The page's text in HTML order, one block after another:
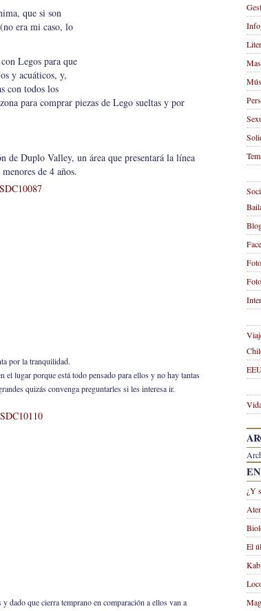
¿Y
El
que si son
era mi caso, lo
Legos para que
y acuáticos, y,
con todos los
para comprar piezas de Lego sueltas y por
de Duplo Valley, un área que presentará la línea
de 4 años.
por la tranquilidad.
el lugar porque está todo pensado para ellos y no hay tantas
quizás convenga preguntarles si les interesa ir.
dado que cierra temprano en comparación a ellos van a